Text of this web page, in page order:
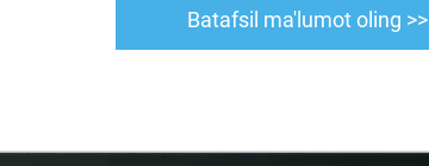
Batafsil ma'lumot oling >>